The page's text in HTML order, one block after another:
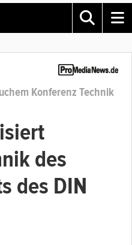
Konferenz Technik
des
des DIN